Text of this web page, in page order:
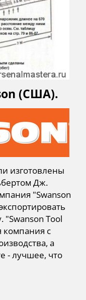
(США).
изготовлены
Дж.
"Swanson
Tool
компания с
а
- лучшее, что